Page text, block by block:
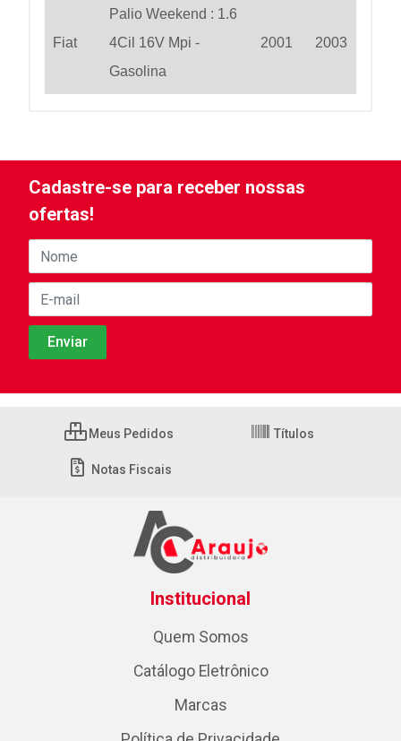
Fiat
Palio Weekend : 1.6
4Cil 16V Mpi -
Gasolina
2001 2003
Cadastre-se para receber nossas
ofertas!
Meus Pedidos Títulos
Notas Fiscais
Institucional
Quem Somos
Catálogo Eletrônico
Marcas